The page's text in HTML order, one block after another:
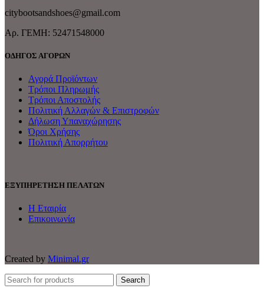
citybootsandshoes@gmail.com
Aρ. ΓΕΜΗ: 52471548000
ΟΔΗΓΟΣ ΑΓΟΡΩΝ
Αγορά Προϊόντων
Τρόποι Πληρωμής
Τρόποι Αποστολής
Πολιτική Αλλαγών & Επιστροφών
Δήλωση Υπαναχώρησης
Όροι Χρήσης
Πολιτική Απορρήτου
ΕΞΥΠΗΡΕΤΗΣΗ ΠΕΛΑΤΩΝ
Η Εταιρία
Επικοινωνία
Created by Minimal.gr
Search